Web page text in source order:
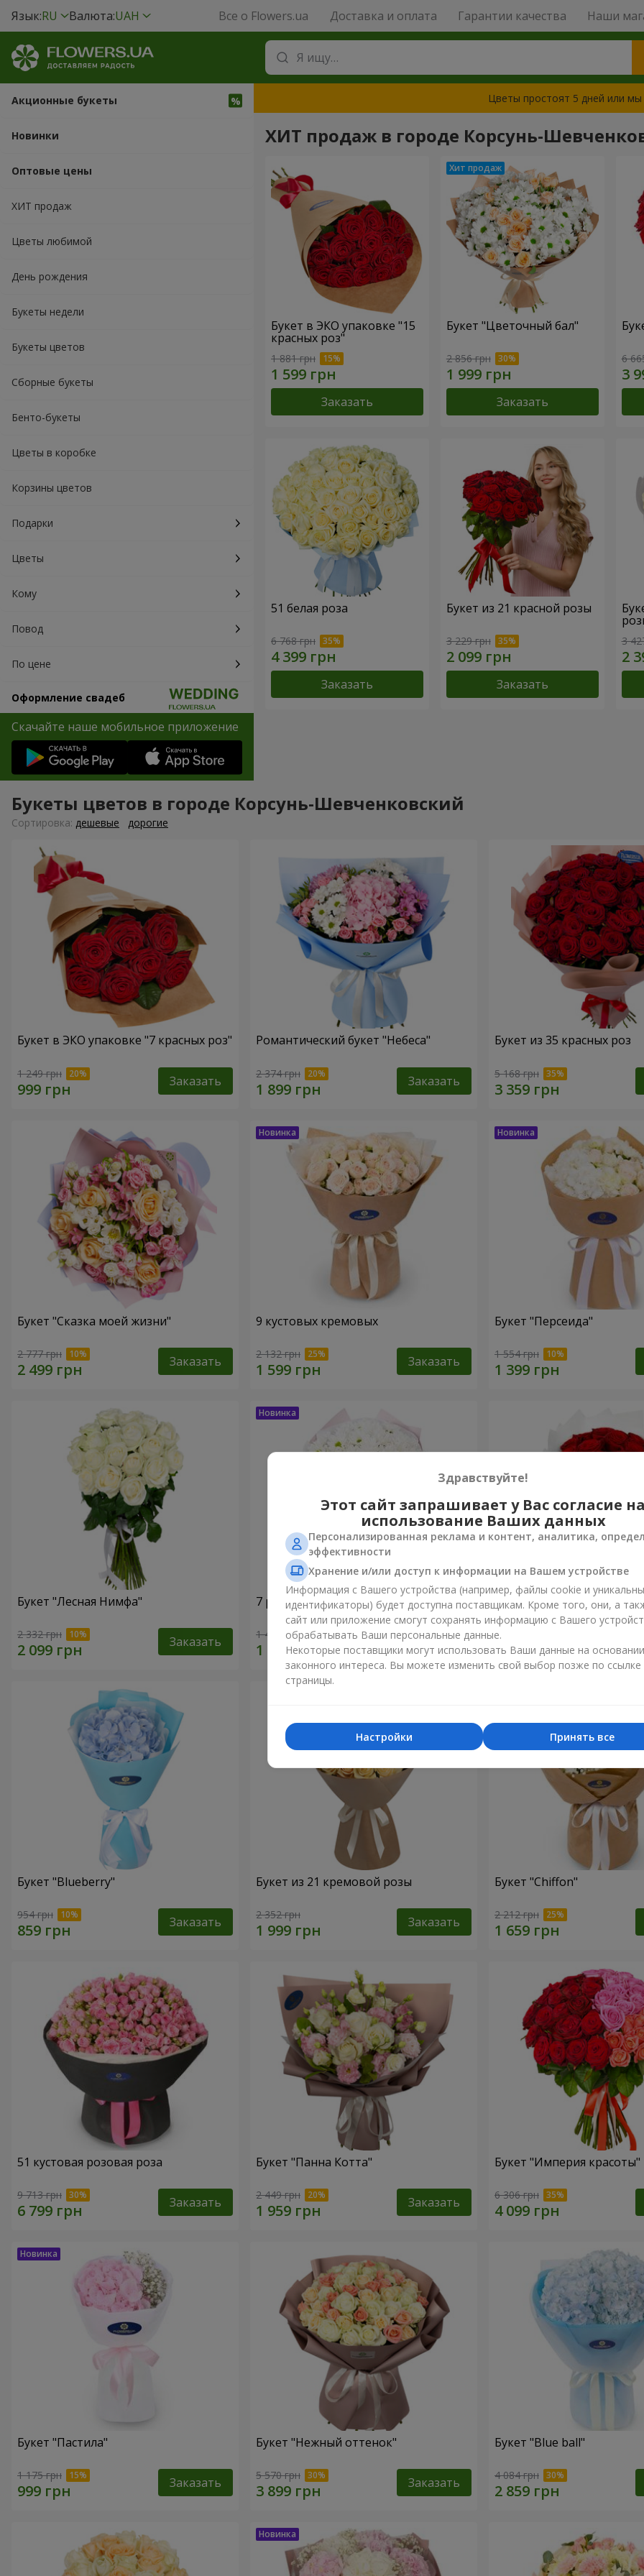
Язык:RU Валюта:UAH Все о Flowers.ua Доставка и оплата Гарантии качества Наши
Акционные букеты
Новинки
Оптовые цены
ХИТ продаж
Цветы любимой
День рождения
Букеты недели
Букеты цветов
Сборные букеты
Бенто-букеты
Цветы в коробке
Корзины цветов
Подарки
Цветы
Кому
Повод
По цене
Оформление свадеб
Скачайте наше мобильное приложение
Цветы простоят 5 дней или мы
ХИТ продаж в городе Корсунь-
Букет в ЭКО упаковке "15
красных роз"
1 881 грн
Заказать
Букет "Цветочный бал"
2 856 грн
Заказать
6
51 белая роза
6 768 грн
Заказать
Букет из 21 красной розы
3 229 грн
Заказать
3
Букеты цветов в городе Корсунь-Шевченковский
Cортировка: дешевые дорогие
Букет в ЭКО упаковке "7 красных роз"
1 249 грн Заказать
Романтический букет "Небеса"
2 374 грн Заказать
Букет из 35 красных роз
5 168 грн
Букет "Сказка моей жизни"
2 777 грн Заказать
9 кустовых кремовых
2 132 грн Заказать
Букет "Персеида"
1 554 грн
Букет "Лесная Нимфа"
2 332 грн Заказать
7 ромашковых хризантем
1 481 грн Заказать
Монобукет из 11 красных
1 624 грн
Букет "Blueberry"
954 грн Заказать
Букет из 21 кремовой розы
2 352 грн Заказать
Букет "Chiffon"
2 212 грн
51 кустовая розовая роза
9 713 грн Заказать
Букет "Панна Котта"
2 449 грн Заказать
Букет "Империя красоты"
6 306 грн
Букет "Пастила"
1 175 грн Заказать
Букет "Нежный оттенок"
5 570 грн Заказать
Букет "Blue ball"
4 084 грн
Здравствуйте!
Этот сайт запрашивает у Вас согласие на
использование Ваших данных
Персонализированная реклама и контент, аналитика,
эффективности
Хранение и/или доступ к информации на Вашем устройстве
Информация с Вашего устройства (например, файлы cookie и
идентификаторы) будет доступна поставщикам. Кроме того, они, а
сайт или приложение смогут сохранять информацию с Вашего
обрабатывать Ваши персональные данные.
Некоторые поставщики могут использовать Ваши данные на основании
законного интереса. Вы можете изменить свой выбор позже по ссылке
страницы.
Принять все
Настройки